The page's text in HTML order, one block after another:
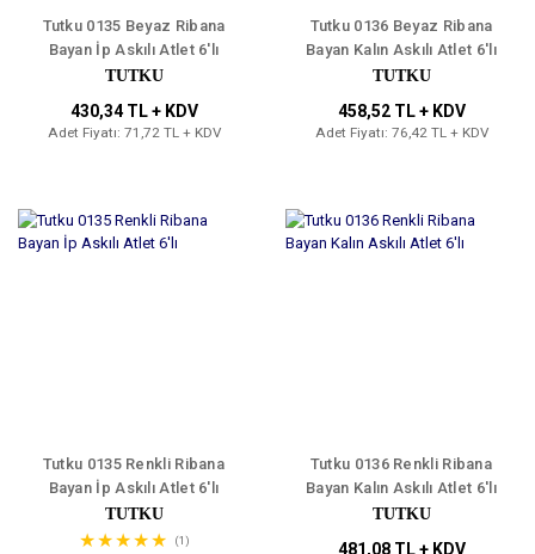
Tutku 0135 Beyaz Ribana
Bayan İp Askılı Atlet 6'lı
TUTKU
430,34 TL + KDV
Adet Fiyatı: 71,72 TL + KDV
Tutku 0136 Beyaz Ribana
Bayan Kalın Askılı Atlet 6'lı
TUTKU
458,52 TL + KDV
Adet Fiyatı: 76,42 TL + KDV
Tutku 0135 Renkli Ribana
Bayan İp Askılı Atlet 6'lı
TUTKU
(1)
Tutku 0136 Renkli Ribana
Bayan Kalın Askılı Atlet 6'lı
TUTKU
481,08 TL + KDV